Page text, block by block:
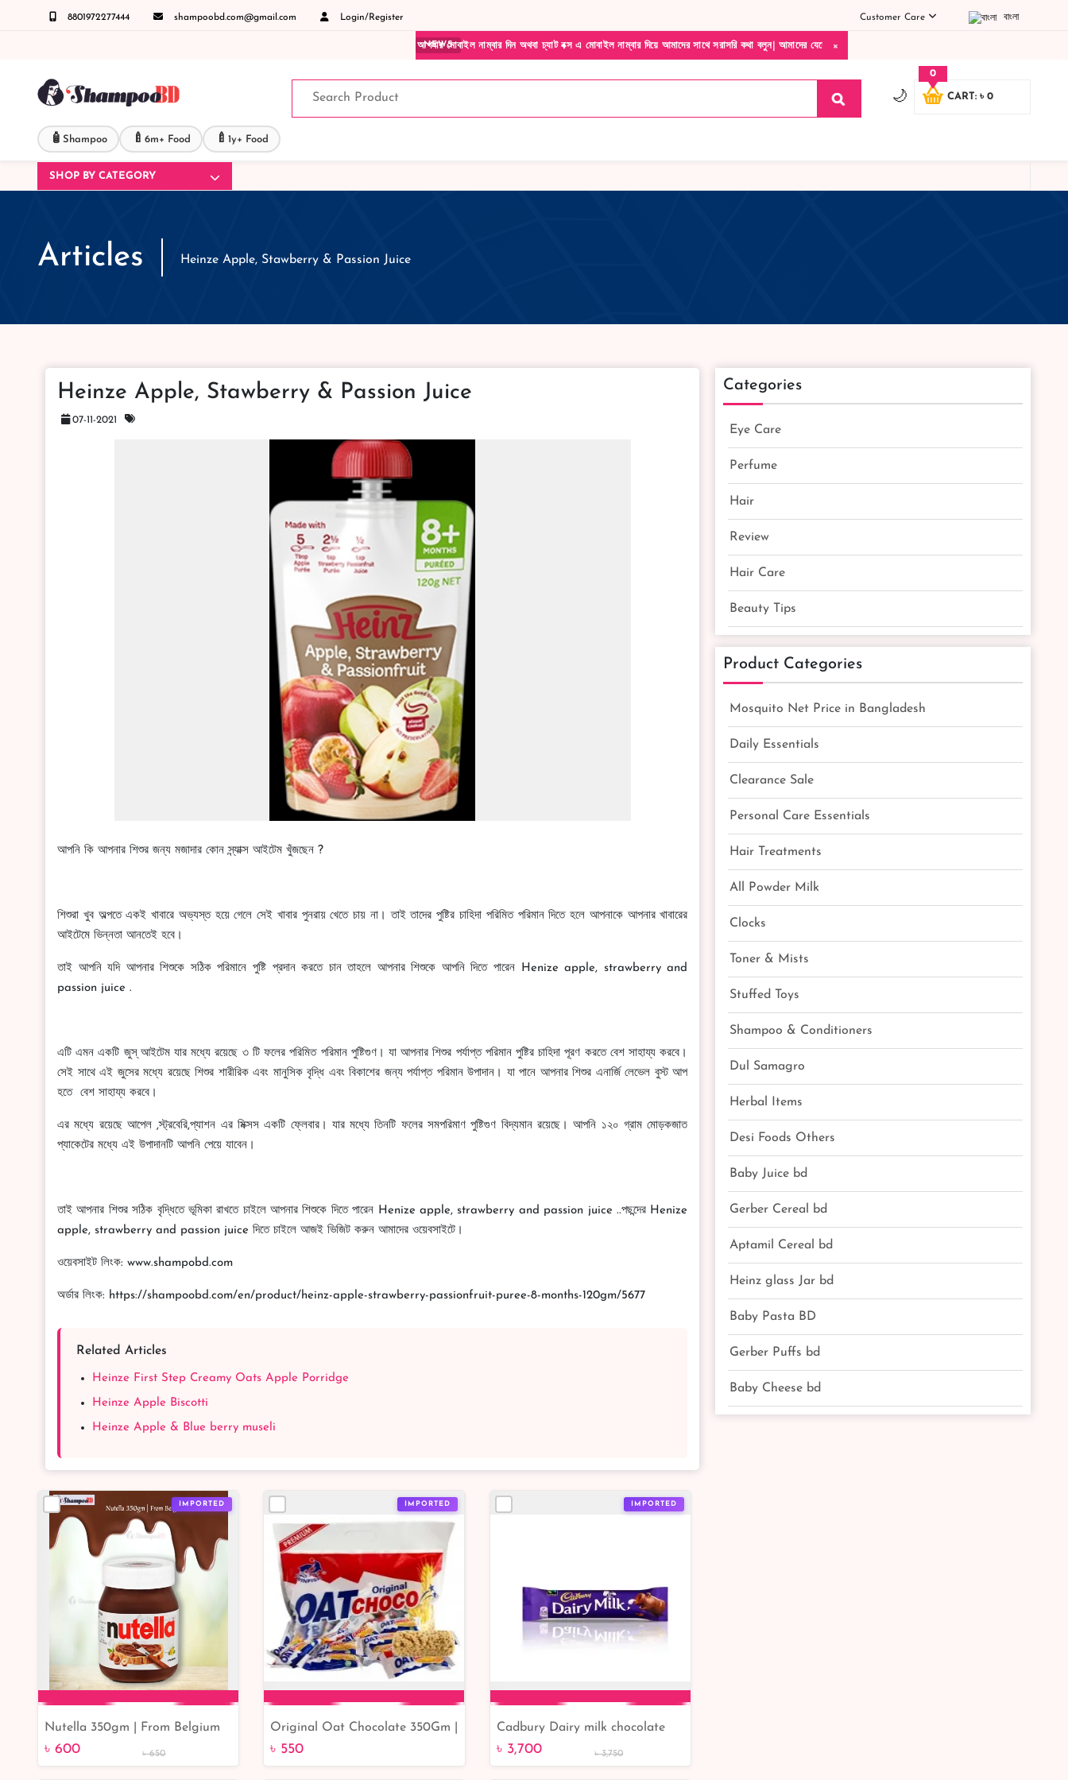
8801972277444 shampoobd.com@gmail.com Login/Register বাংলা
Customer Care
×
NEWS
কল করুনঃ ( IMO + Whatsapp ) +8801972277444 সহজে অর্ডার করতে প্রোডাক্ট পেজে আপনার মোবাইল নাম্বার দিন অথবা চ্যাট বক্স এ মোবাইল নাম্বার দিয়ে আমাদের সাথে সরাসরি কথা বলুন| আমাদের যেকোনো পণ্য হাতে নিয়ে দেখে টাকা দিবেন ডেলিভারি ম্যান চলে যাওয়ার পরে কোনরকম
🌙 CART: ৳ 0
0
🧴 Shampoo 🍼 6m+ Food 🍼 1y+ Food
SHOP BY CATEGORY
Articles Heinze Apple, Stawberry & Passion Juice
Heinze Apple, Stawberry & Passion Juice
07-11-2021
আপনি কি আপনার শিশুর জন্য মজাদার কোন স্ন্যাক্স আইটেম খুঁজছেন ?
শিশুরা খুব অল্পতে একই খাবারে অভ্যস্ত হয়ে গেলে সেই খাবার পুনরায় খেতে চায় না। তাই তাদের পুষ্টির চাহিদা পরিমিত পরিমান দিতে হলে আপনাকে আপনার খাবারের
আইটেমে ভিন্নতা আনতেই হবে।
তাই আপনি যদি আপনার শিশুকে সঠিক পরিমানে পুষ্টি প্রদান করতে চান তাহলে আপনার শিশুকে আপনি দিতে পারেন Henize apple, strawberry and
passion juice .
এটি এমন একটি জুস্ আইটেম যার মধ্যে রয়েছে ৩ টি ফলের পরিমিত পরিমান পুষ্টিগুণ। যা আপনার শিশুর পর্যাপ্ত পরিমান পুষ্টির চাহিদা পূরণ করতে বেশ সাহায্য করবে।
সেই সাথে এই জুসের মধ্যে রয়েছে শিশুর শারীরিক এবং মানুসিক বৃদ্ধি এবং বিকাশের জন্য পর্যাপ্ত পরিমান উপাদান। যা পানে আপনার শিশুর এনার্জি লেভেল বুস্ট আপ
হতে বেশ সাহায্য করবে।
এর মধ্যে রয়েছে আপেল ,স্ট্রবেরি,প্যাশন এর মিক্সস একটি ফ্লেবার। যার মধ্যে তিনটি ফলের সমপরিমাণ পুষ্টিগুণ বিদ্যমান রয়েছে। আপনি ১২০ গ্রাম মোড়কজাত
প্যাকেটের মধ্যে এই উপাদানটি আপনি পেয়ে যাবেন।
তাই আপনার শিশুর সঠিক বৃদ্ধিতে ভূমিকা রাখতে চাইলে আপনার শিশুকে দিতে পারেন Henize apple, strawberry and passion juice ..পছন্দের Henize
apple, strawberry and passion juice দিতে চাইলে আজই ভিজিট করুন আমাদের ওয়েবসাইটে।
ওয়েবসাইট লিংক: www.shampobd.com
অর্ডার লিংক: https://shampoobd.com/en/product/heinz-apple-strawberry-passionfruit-puree-8-months-120gm/5677
Related Articles
Heinze First Step Creamy Oats Apple Porridge
Heinze Apple Biscotti
Heinze Apple & Blue berry museli
IMPORTED
Add to Cart
Nutella 350gm | From Belgium
৳ 600 ৳ 650
IMPORTED
Add to Cart
Original Oat Chocolate 350Gm |
Buy Online BD Shop
৳ 550
IMPORTED
Add to Cart
Cadbury Dairy milk chocolate
bar 45 gm (Each)
৳ 3,700 ৳ 3,750
Categories
Eye Care
Perfume
Hair
Review
Hair Care
Beauty Tips
Product Categories
Mosquito Net Price in Bangladesh
Daily Essentials
Clearance Sale
Personal Care Essentials
Hair Treatments
All Powder Milk
Clocks
Toner & Mists
Stuffed Toys
Shampoo & Conditioners
Dul Samagro
Herbal Items
Desi Foods Others
Baby Juice bd
Gerber Cereal bd
Aptamil Cereal bd
Heinz glass Jar bd
Baby Pasta BD
Gerber Puffs bd
Baby Cheese bd